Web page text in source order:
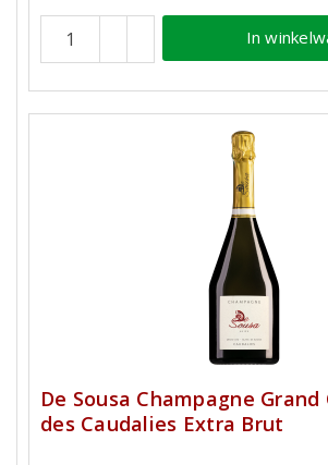
In
De Sousa Champagne Grand
des Caudalies Extra Brut